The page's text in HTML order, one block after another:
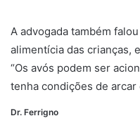
A advogada também
alimentícia das crianças,
“Os avós podem ser
tenha condições de arcar
Dr. Ferrigno